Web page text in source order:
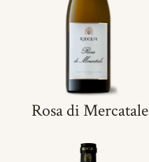
Rosa di Mercatale